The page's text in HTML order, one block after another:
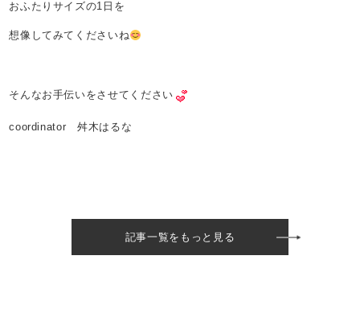
おふたりサイズの1日を
想像してみてくださいね
そんなお手伝いをさせてください
coordinator 舛木はるな
記事一覧をもっと見る